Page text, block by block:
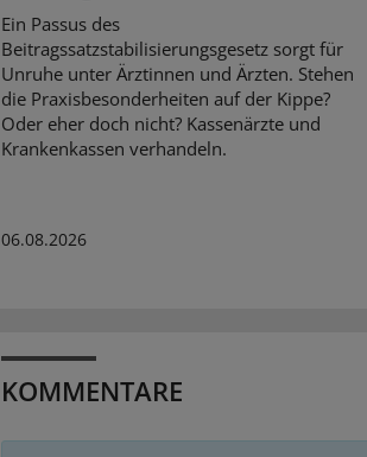
Ein Passus des
Beitragssatzstabilisierungsgesetz sorgt für
Unruhe unter Ärztinnen und Ärzten. Stehen
die Praxisbesonderheiten auf der Kippe?
Oder eher doch nicht? Kassenärzte und
Krankenkassen verhandeln.
06.08.2026
KOMMENTARE